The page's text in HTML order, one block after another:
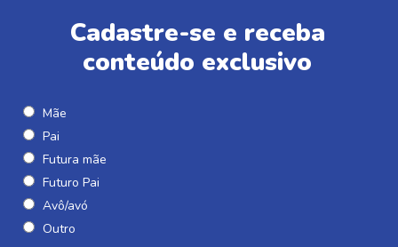
Cadastre-se e receba
conteúdo exclusivo
Mãe
Pai
Futura mãe
Futuro Pai
Avô/avó
Outro